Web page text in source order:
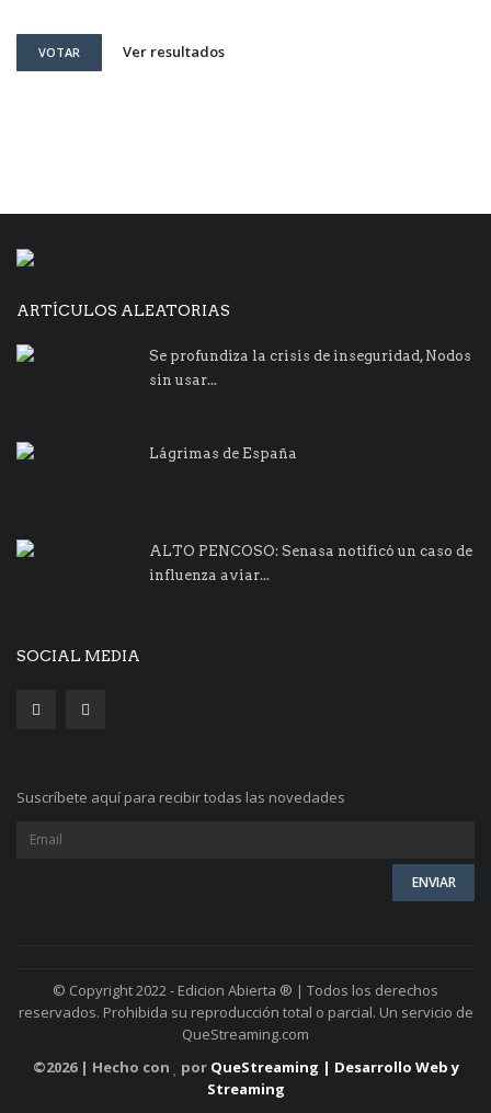
VOTAR Ver resultados
ARTÍCULOS ALEATORIAS
Se profundiza la crisis de inseguridad, Nodos
sin usar...
Lágrimas de España
ALTO PENCOSO: Senasa notificó un caso de
influenza aviar...
SOCIAL MEDIA
Suscríbete aquí para recibir todas las novedades
© Copyright 2022 - Edicion Abierta ® | Todos los derechos
reservados. Prohibida su reproducción total o parcial. Un servicio de
QueStreaming.com
©2026 | Hecho con por QueStreaming | Desarrollo Web y
Streaming